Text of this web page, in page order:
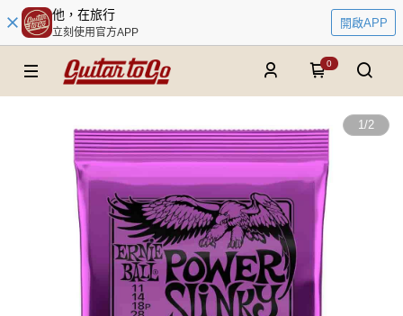
他，在旅行
立刻使用官方APP
開啟APP
0
1/2